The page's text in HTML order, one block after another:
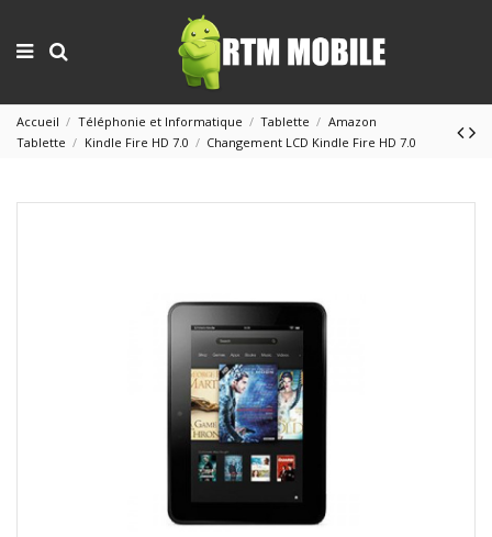
Accueil Téléphonie et Informatique Tablette
Amazon
Tablette
Kindle Fire HD 7.0 Changement LCD Kindle Fire HD 7.0